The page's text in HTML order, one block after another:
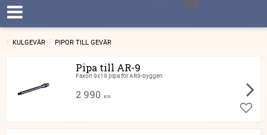
KULGEVÄR PIPOR TILL GEVÄR
Pipa till AR-9
Faxon 9x19 pipa för AR9-byggen
2 990 KR
Lägg